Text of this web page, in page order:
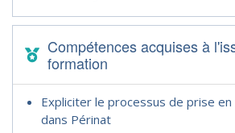
Compétences acquises à
formation
Expliciter le processus de prise
dans Périnat